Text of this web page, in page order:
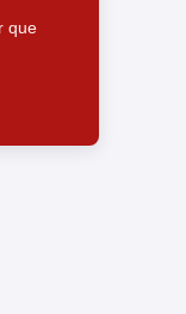
que